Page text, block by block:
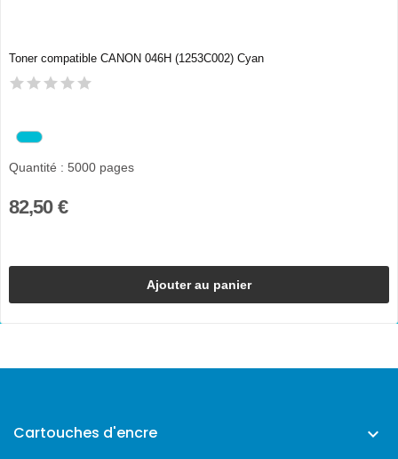
Toner compatible CANON 046H (1253C002) Cyan
Quantité : 5000 pages
82,50 €
Ajouter au panier
Cartouches d'encre 